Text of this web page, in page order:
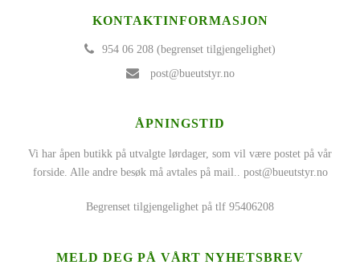
KONTAKTINFORMASJON
954 06 208 (begrenset tilgjengelighet)
post@bueutstyr.no
ÅPNINGSTID
Vi har åpen butikk på utvalgte lørdager, som vil være postet på vår
forside. Alle andre besøk må avtales på mail.. post@bueutstyr.no
Begrenset tilgjengelighet på tlf 95406208
MELD DEG PÅ VÅRT NYHETSBREV